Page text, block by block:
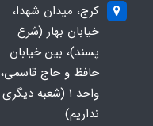
کرج، میدان شهدا،
خیابان بهار (شرع
پسند)، بین خیابان
حافظ و حاج قاسمی،
واحد ۱ (شعبه دیگری
نداریم)